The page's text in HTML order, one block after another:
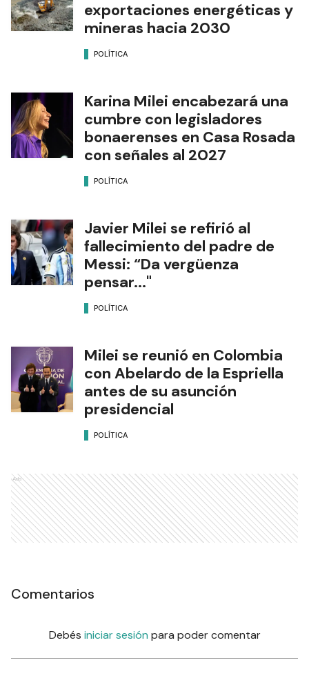
exportaciones energéticas y
mineras hacia 2030
POLÍTICA
Karina Milei encabezará una
cumbre con legisladores
bonaerenses en Casa Rosada
con señales al 2027
POLÍTICA
Javier Milei se refirió al
fallecimiento del padre de
Messi: “Da vergüenza
pensar..."
POLÍTICA
Milei se reunió en Colombia
con Abelardo de la Espriella
antes de su asunción
presidencial
POLÍTICA
Ads
Comentarios
Debés iniciar sesión para poder comentar